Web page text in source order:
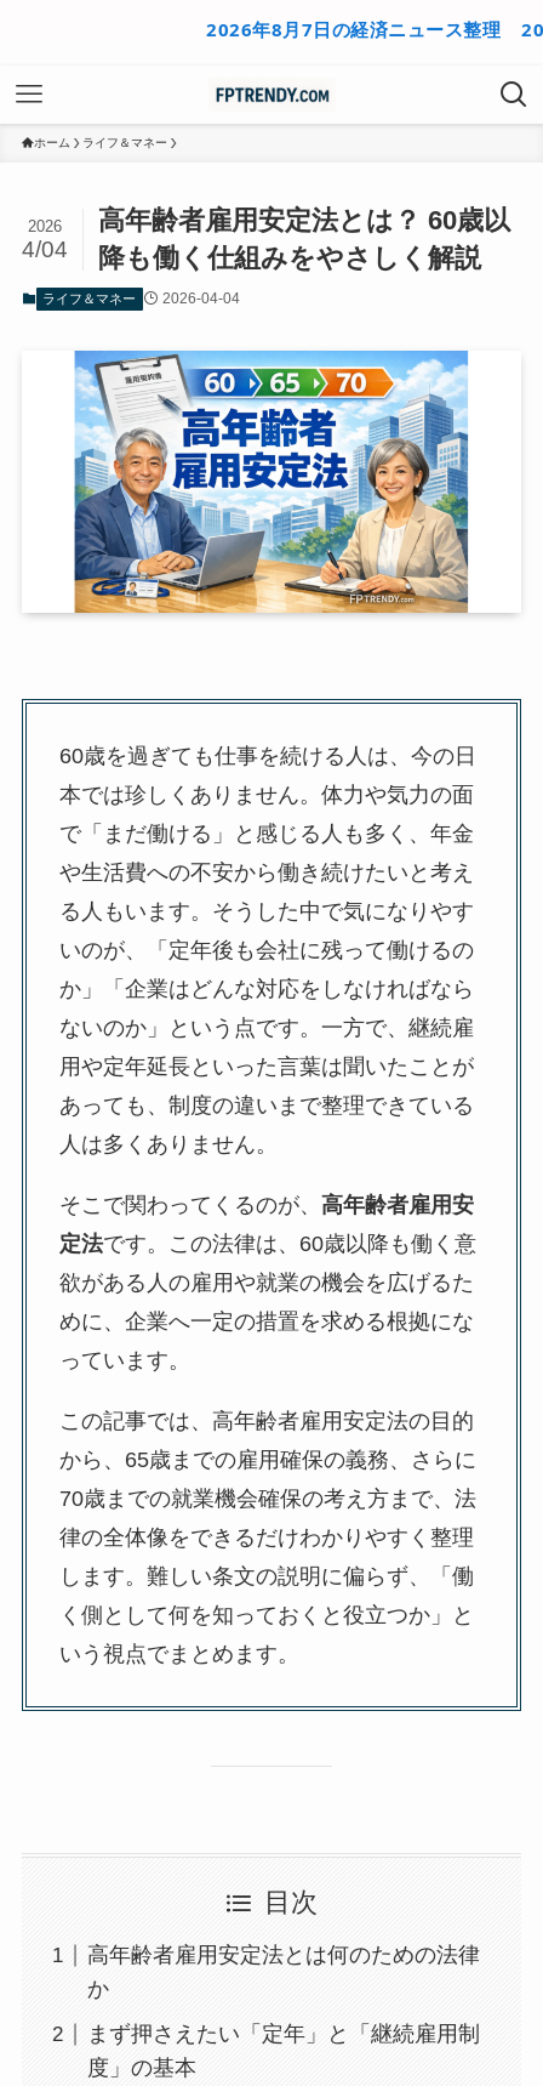
2026年8月7日の経済ニュース整理 2026年8月
ホーム ライフ＆マネー
高年齢者雇用安定法とは？ 60歳以
降も働く仕組みをやさしく解説
2026
4/04
ライフ＆マネー 2026-04-04
60歳を過ぎても仕事を続ける人は、今の日
本では珍しくありません。体力や気力の面
で「まだ働ける」と感じる人も多く、年金
や生活費への不安から働き続けたいと考え
る人もいます。そうした中で気になりやす
いのが、「定年後も会社に残って働けるの
か」「企業はどんな対応をしなければなら
ないのか」という点です。一方で、継続雇
用や定年延長といった言葉は聞いたことが
あっても、制度の違いまで整理できている
人は多くありません。
そこで関わってくるのが、 高年齢者雇用安
定法です。この法律は、60歳以降も働く意
欲がある人の雇用や就業の機会を広げるた
めに、企業へ一定の措置を求める根拠にな
っています。
この記事では、高年齢者雇用安定法の目的
から、65歳までの雇用確保の義務、さらに
70歳までの就業機会確保の考え方まで、法
律の全体像をできるだけわかりやすく整理
します。難しい条文の説明に偏らず、「働
く側として何を知っておくと役立つか」と
いう視点でまとめます。
目次
高年齢者雇用安定法とは何のための法律
か
まず押さえたい「定年」と「継続雇用制
度」の基本